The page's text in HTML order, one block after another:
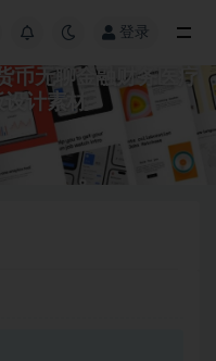
登录
币无聊金融财务医疗
计素材